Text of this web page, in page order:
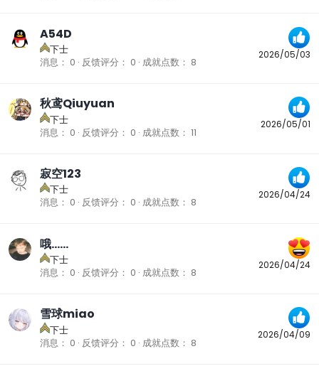
2026/05/03
A54D
下士
消息
0 反馈评分 0 成就点数 8
2026/05/01
秋鸢Qiuyuan
下士
消息
0 反馈评分 0 成就点数 11
2026/04/24
寂空123
下士
消息
0 反馈评分 0 成就点数 8
2026/04/24
哦……
下士
消息
0 反馈评分 0 成就点数 8
2026/04/09
雪球miao
下士
消息
0 反馈评分 0 成就点数 8